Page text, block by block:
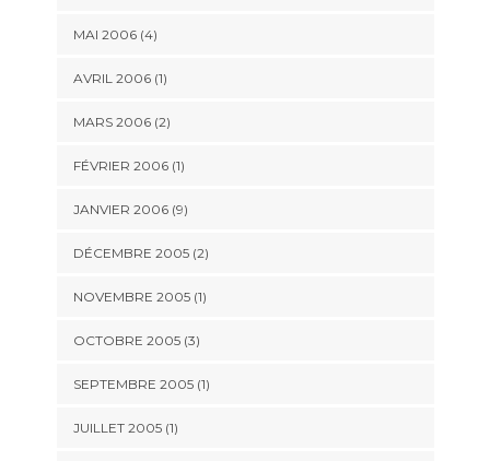
MAI 2006 (4)
AVRIL 2006 (1)
MARS 2006 (2)
FÉVRIER 2006 (1)
JANVIER 2006 (9)
DÉCEMBRE 2005 (2)
NOVEMBRE 2005 (1)
OCTOBRE 2005 (3)
SEPTEMBRE 2005 (1)
JUILLET 2005 (1)